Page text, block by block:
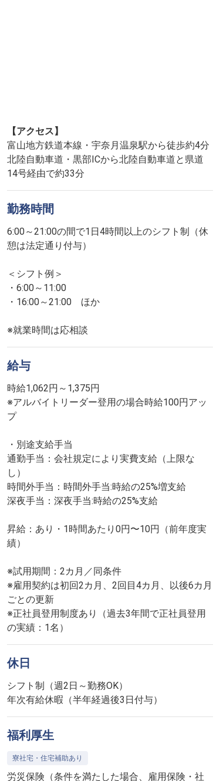
【アクセス】
富山地方鉄道本線・宇奈月温泉駅から徒歩約4分
北陸自動車道・黒部ICから北陸自動車道と県道
14号経由で約33分
勤務時間
6:00～21:00の間で1日4時間以上のシフト制（休
憩は法定通り付与）
＜シフト例＞
・6:00～11:00
・16:00～21:00 ほか
※就業時間は応相談
給与
時給1,062円～1,375円
※アルバイトリーダー登用の場合時給100円アッ
プ
・別途支給手当
通勤手当：会社規定により実費支給（上限な
し）
時間外手当：時間外手当:時給の25%増支給
深夜手当：深夜手当:時給の25%支給
昇給：あり・1時間あたり0円〜10円（前年度実
績）
※試用期間：2カ月／同条件
※雇用契約は初回2カ月、2回目4カ月、以後6カ月
ごとの更新
※正社員登用制度あり（過去3年間で正社員登用
の実績：1名）
休日
シフト制（週2日～勤務OK）
年次有給休暇（半年経過後3日付与）
福利厚生
寮社宅・住宅補助あり
労災保険（条件を満たした場合、雇用保険・社